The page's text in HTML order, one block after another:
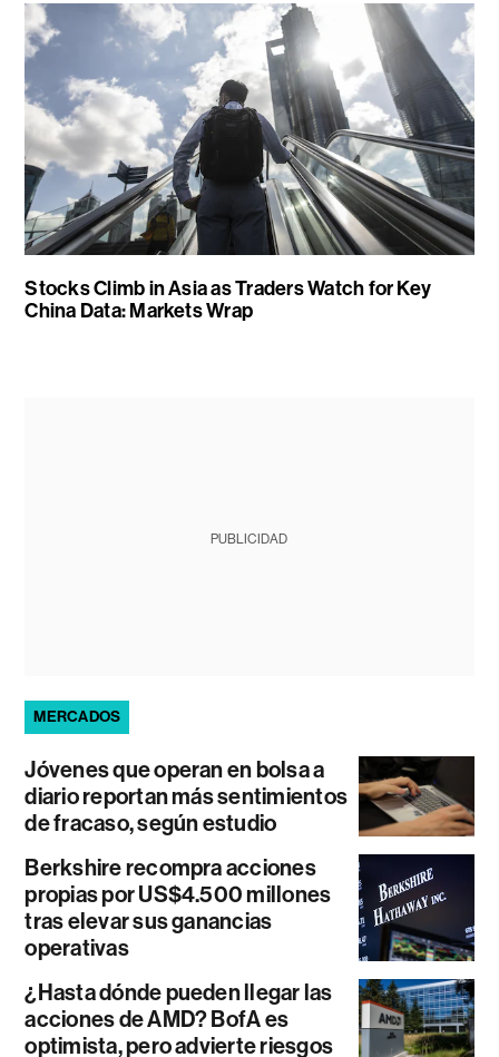
Stocks Climb in Asia as Traders Watch for Key
China Data: Markets Wrap
PUBLICIDAD
MERCADOS
Jóvenes que operan en bolsa a
diario reportan más sentimientos
de fracaso, según estudio
Berkshire recompra acciones
propias por US$4.500 millones
tras elevar sus ganancias
operativas
¿Hasta dónde pueden llegar las
acciones de AMD? BofA es
optimista, pero advierte riesgos